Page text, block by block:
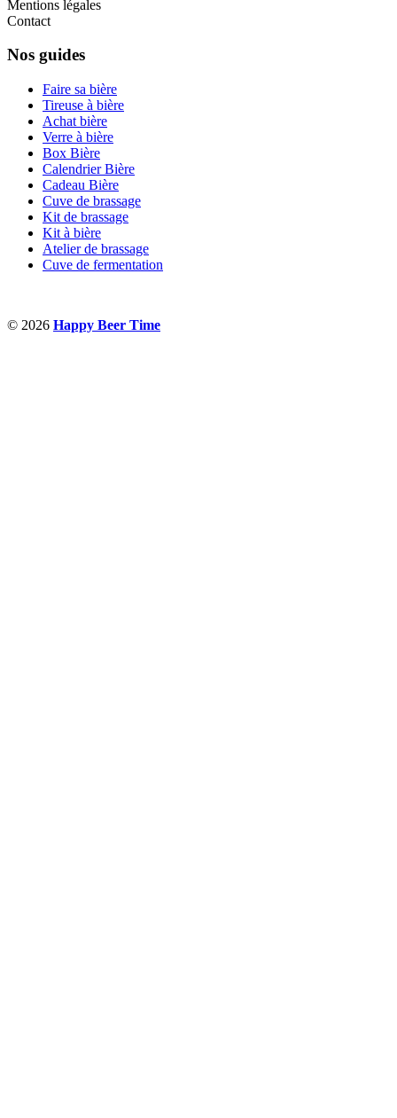
Mentions légales
Contact
Nos guides
Faire sa bière
Tireuse à bière
Achat bière
Verre à bière
Box Bière
Calendrier Bière
Cadeau Bière
Cuve de brassage
Kit de brassage
Kit à bière
Atelier de brassage
Cuve de fermentation
© 2026 Happy Beer Time